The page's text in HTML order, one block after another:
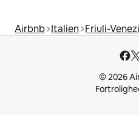
Airbnb Italien Friuli-
© 2026